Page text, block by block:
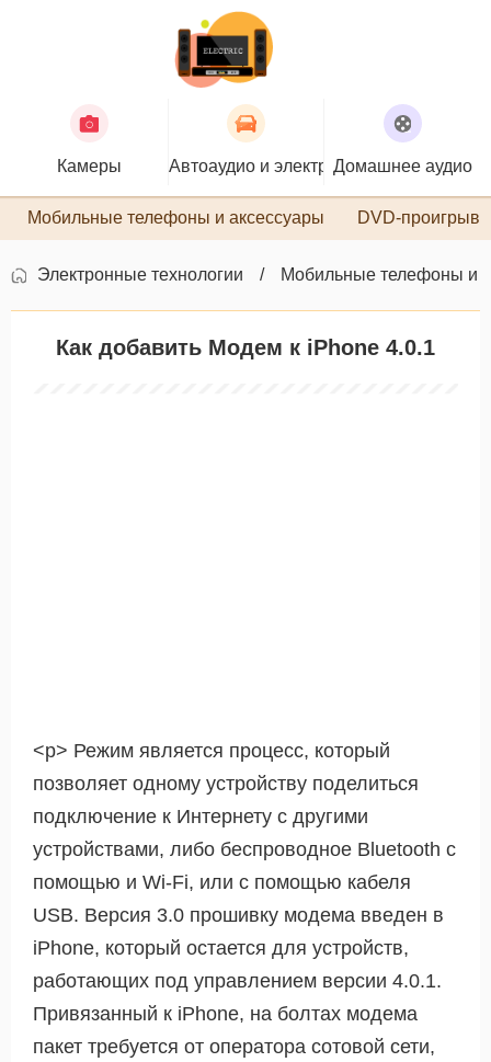
Камеры Автоаудио и электроникаДомашнее аудио
Мобильные телефоны и аксессуары DVD-
Электронные технологии Мобильные телефоны и
Как добавить Модем к iPhone 4.0.1
<р> Режим является процесс, который
позволяет одному устройству поделиться
подключение к Интернету с другими
устройствами, либо беспроводное Bluetooth с
помощью и Wi-Fi, или с помощью кабеля
USB. Версия 3.0 прошивку модема введен в
iPhone, который остается для устройств,
работающих под управлением версии 4.0.1.
Привязанный к iPhone, на болтах модема
пакет требуется от оператора сотовой сети,